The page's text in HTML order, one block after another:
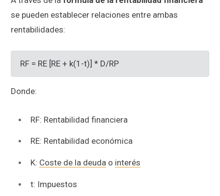
se pueden establecer relaciones entre ambas
rentabilidades:
RF = RE [RE + k(1-t)] * D/RP
Donde:
RF: Rentabilidad financiera
RE: Rentabilidad económica
K: Coste de la deuda o interés
t: Impuestos